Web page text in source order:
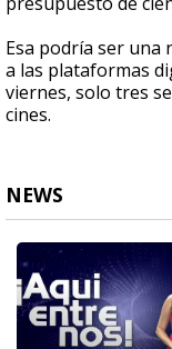
Esa podría ser una
a las plataformas
viernes, solo tres
cines.
NEWS